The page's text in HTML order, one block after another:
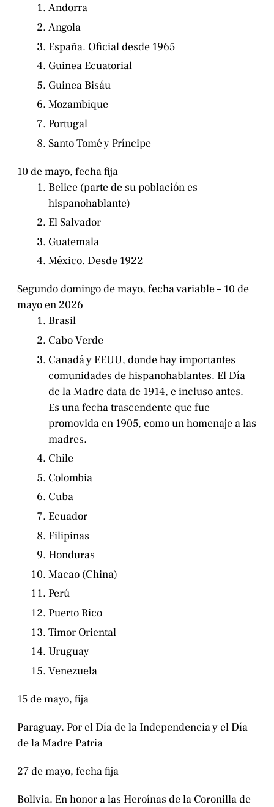
Andorra
Angola
España. Oficial desde 1965
Guinea Ecuatorial
Guinea Bisáu
Mozambique
Portugal
Santo Tomé y Príncipe
10 de mayo, fecha fija
Belice (parte de su población es
hispanohablante)
El Salvador
Guatemala
México. Desde 1922
Segundo domingo de mayo, fecha variable – 10 de
mayo en 2026
Brasil
Cabo Verde
Canadá y EEUU, donde hay importantes
comunidades de hispanohablantes. El Día
de la Madre data de 1914, e incluso antes.
Es una fecha trascendente que fue
promovida en 1905, como un homenaje a las
madres.
Chile
Colombia
Cuba
Ecuador
Filipinas
Honduras
Macao (China)
Perú
Puerto Rico
Timor Oriental
Uruguay
Venezuela
15 de mayo, fija
Paraguay. Por el Día de la Independencia y el Día
de la Madre Patria
27 de mayo, fecha fija
Bolivia. En honor a las Heroínas de la Coronilla de